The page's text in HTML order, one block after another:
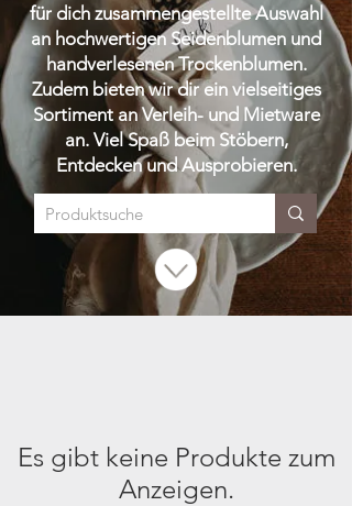
für dich zusammengestellte Auswahl
an hochwertigen Seidenblumen und
handverlesenen Trockenblumen.
Zudem bieten wir dir ein vielseitiges
Sortiment an Verleih- und Mietware
an. Viel Spaß beim Stöbern,
Entdecken und Ausprobieren.
Es gibt keine Produkte zum
Anzeigen.